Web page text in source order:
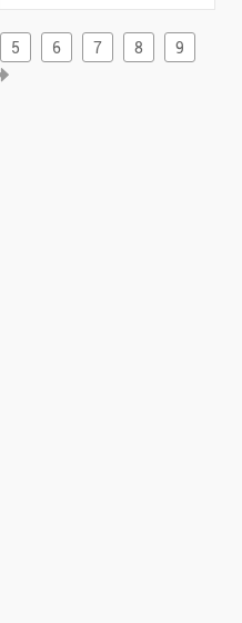
5 6 7 8 9